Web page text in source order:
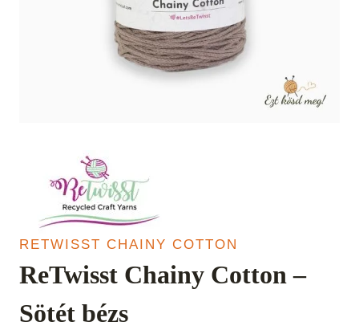
RETWISST CHAINY COTTON
ReTwisst Chainy Cotton –
Sötét bézs